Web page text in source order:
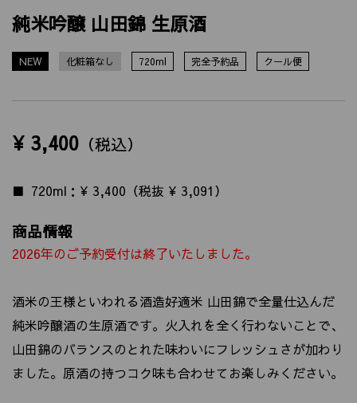
純米吟醸 山田錦 生原酒
NEW 化粧箱なし 720ml 完全予約品 クール便
¥ 3,400 （税込）
720ml：¥ 3,400（税抜 ¥ 3,091）
商品情報
2026年のご予約受付は終了いたしました。
酒米の王様といわれる酒造好適米 山田錦で全量仕込んだ
純米吟醸酒の生原酒です。火入れを全く行わないことで、
山田錦のバランスのとれた味わいにフレッシュさが加わり
ました。原酒の持つコク味も合わせてお楽しみください。